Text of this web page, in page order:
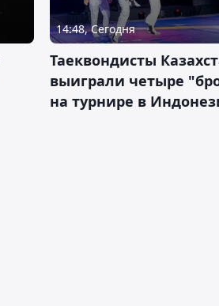
14:48, Сегодня
Таеквондисты
выиграли четыре
на турнире в